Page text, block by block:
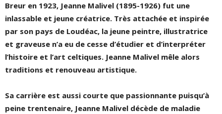
Breur en 1923, Jeanne Malivel (1895-1926) fut une
inlassable et jeune créatrice. Très attachée et inspirée
par son pays de Loudéac, la jeune peintre, illustratrice
et graveuse n’a eu de cesse d’étudier et d’interpréter
l’histoire et l’art celtiques. Jeanne Malivel mêle alors
traditions et renouveau artistique.
Sa carrière est aussi courte que passionnante puisqu’à
peine trentenaire, Jeanne Malivel décède de maladie